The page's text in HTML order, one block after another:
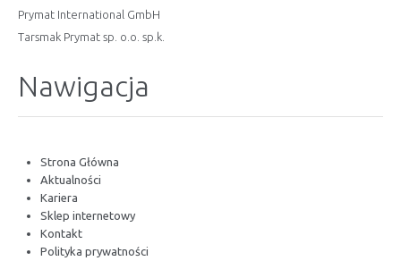
Prymat International GmbH
Tarsmak Prymat sp. o.o. sp.k.
Nawigacja
Strona Główna
Aktualności
Kariera
Sklep internetowy
Kontakt
Polityka prywatności